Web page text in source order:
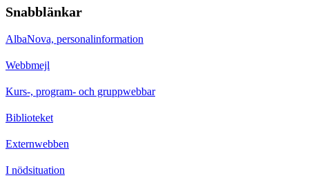
Snabblänkar
AlbaNova, personalinformation
Webbmejl
Kurs-, program- och gruppwebbar
Biblioteket
Externwebben
I nödsituation